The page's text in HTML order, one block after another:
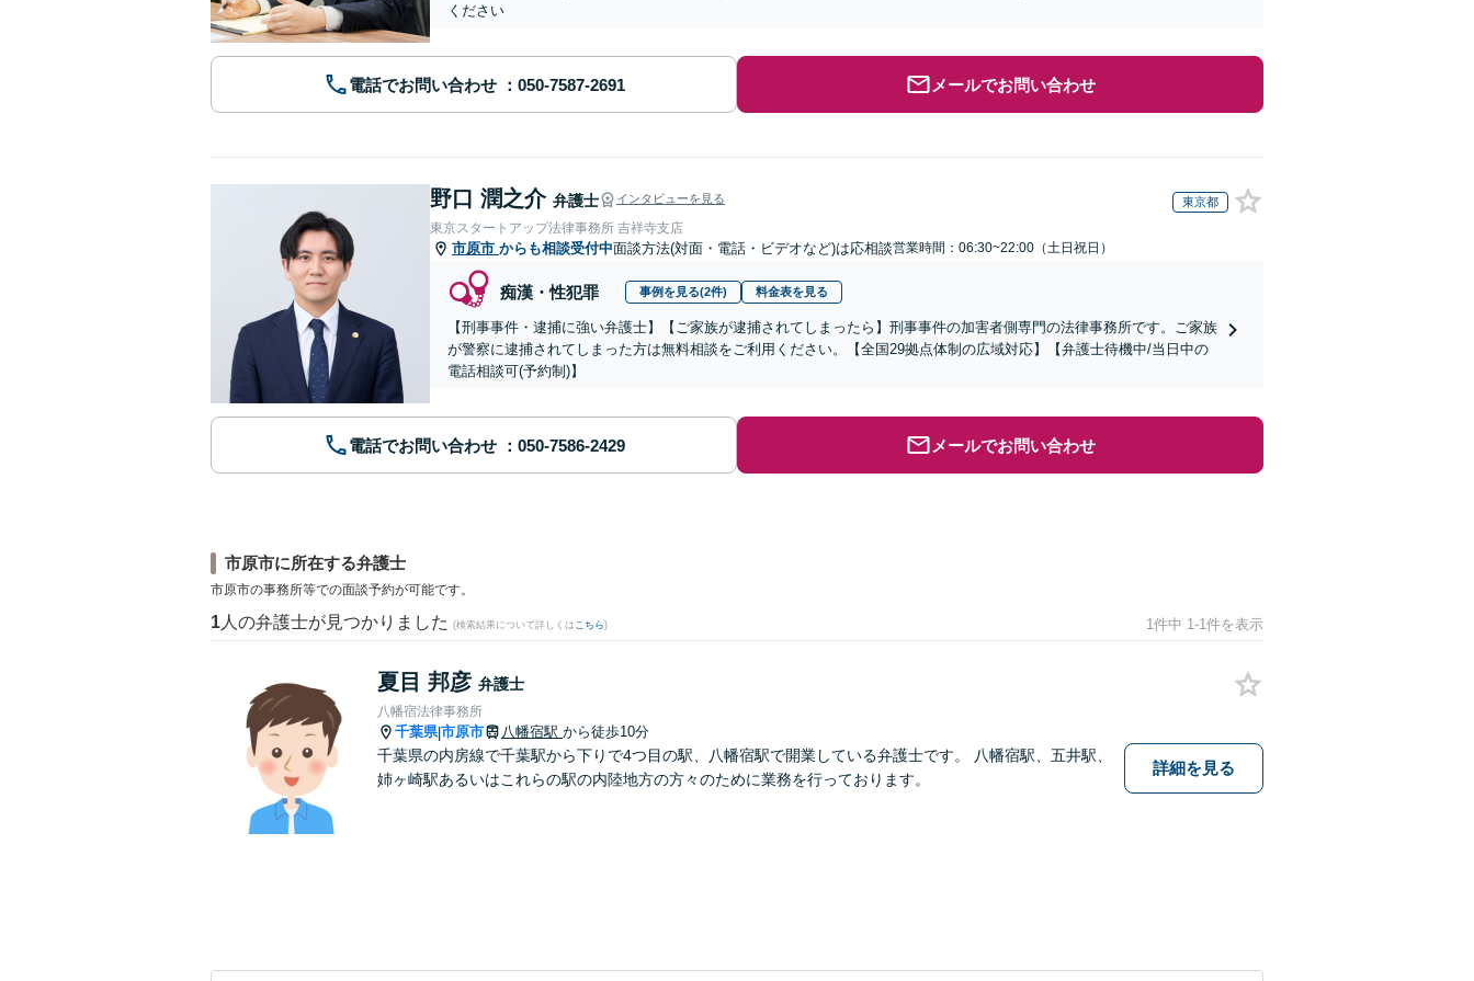
ください
電話でお問い合わせ メールでお問い合わせ
野口 潤之介 弁護士 インタビューを見る 東京都
東京スタートアップ法律事務所 吉祥寺支店
市原市 からも相談受付中面談方法(対面・電話・ビデオなど)は応相談営業時間：06:30~22:00（土日祝日）
痴漢・性犯罪 事例を見る(2件) 料金表を見る
【刑事事件・逮捕に強い弁護士】【ご家族が逮捕されてしまったら】刑事事件の加害者側専門の法律事務所です。ご家族
が警察に逮捕されてしまった方は無料相談をご利用ください。【全国29拠点体制の広域対応】【弁護士待機中/当日中の
電話相談可(予約制)】
電話でお問い合わせ メールでお問い合わせ
市原市に所在する弁護士
市原市の事務所等での面談予約が可能です。
1 人の弁護士が見つかりました (検索結果について詳しくは こちら) 1件中 1-1件を表示
夏目 邦彦 弁護士
八幡宿法律事務所
千葉県|市原市 八幡宿駅 から徒歩10分
千葉県の内房線で千葉駅から下りで4つ目の駅、八幡宿駅で開業している弁護士です。 八幡宿駅、五井駅、
姉ヶ崎駅あるいはこれらの駅の内陸地方の方々のために業務を行っております。
詳細を見る